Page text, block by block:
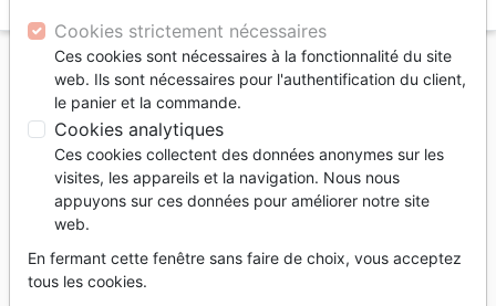
Accueil Livres Famille, couple
Education
Ce que j’aurais aimé savoir avant que mon enfant
devienne adolescent
Ce que j’aurais aimé savoir avant
que mon enfant devienne adolescent
Auteur :
RéférenceFAR4543 EAN9782863145432
Editeur Farel
Cookies strictement nécessaires
Ces cookies sont nécessaires à la fonctionnalité du site
web. Ils sont nécessaires pour l'authentification du client,
le panier et la commande.
Cookies analytiques
Ces cookies collectent des données anonymes sur les
visites, les appareils et la navigation. Nous nous
appuyons sur ces données pour améliorer notre site
web.
En fermant cette fenêtre sans faire de choix, vous acceptez
tous les cookies.